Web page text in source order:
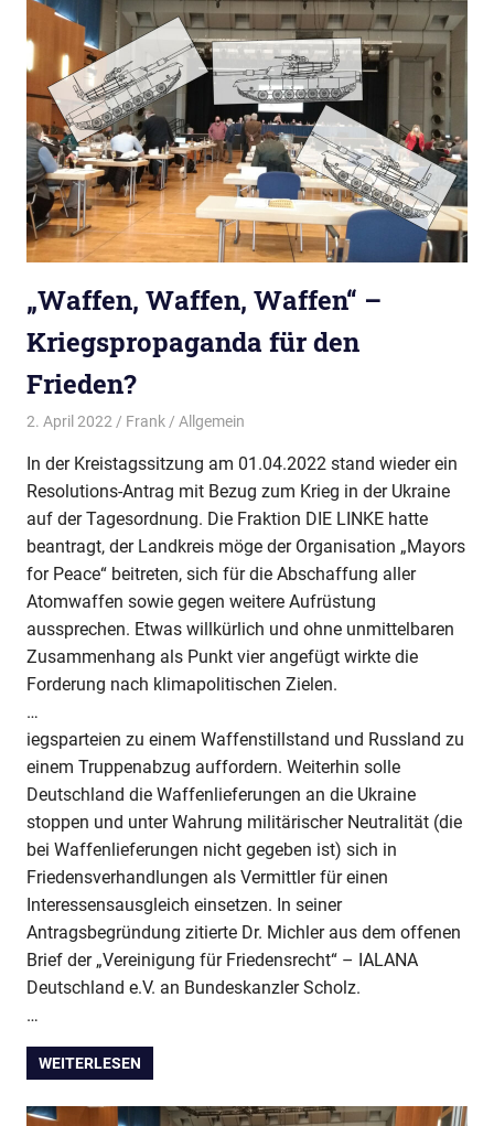
„Waffen, Waffen, Waffen“ –
Kriegspropaganda für den
Frieden?
2. April 2022 Frank Allgemein
In der Kreistagssitzung am 01.04.2022 stand wieder ein
Resolutions-Antrag mit Bezug zum Krieg in der Ukraine
auf der Tagesordnung. Die Fraktion DIE LINKE hatte
beantragt, der Landkreis möge der Organisation „Mayors
for Peace“ beitreten, sich für die Abschaffung aller
Atomwaffen sowie gegen weitere Aufrüstung
aussprechen. Etwas willkürlich und ohne unmittelbaren
Zusammenhang als Punkt vier angefügt wirkte die
Forderung nach klimapolitischen Zielen.
…
iegsparteien zu einem Waffenstillstand und Russland zu
einem Truppenabzug auffordern. Weiterhin solle
Deutschland die Waffenlieferungen an die Ukraine
stoppen und unter Wahrung militärischer Neutralität (die
bei Waffenlieferungen nicht gegeben ist) sich in
Friedensverhandlungen als Vermittler für einen
Interessensausgleich einsetzen. In seiner
Antragsbegründung zitierte Dr. Michler aus dem offenen
Brief der „Vereinigung für Friedensrecht“ – IALANA
Deutschland e.V. an Bundeskanzler Scholz.
…
WEITERLESEN